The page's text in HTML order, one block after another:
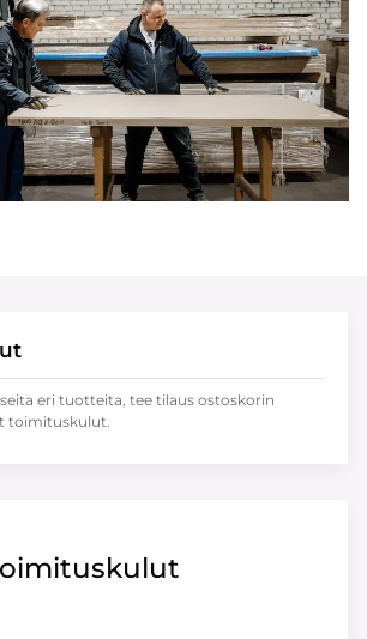
eri tuotteita, tee tilaus ostoskorin
toimituskulut.